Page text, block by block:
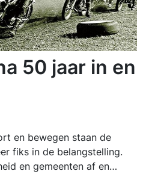
50 jaar in en
en bewegen staan de
fiks in de belangstelling.
en gemeenten af en…